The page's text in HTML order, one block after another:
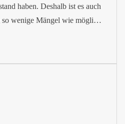
haben. Deshalb ist es auch
wenige Mängel wie möglich
sieht die VOB
Sie bestimmen den Zeitraum
dein Unternehmen für